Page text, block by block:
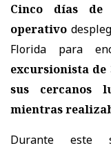
Cinco días de
operativo
Florida para
excursionista de
sus cercanos
mientras
Durante este